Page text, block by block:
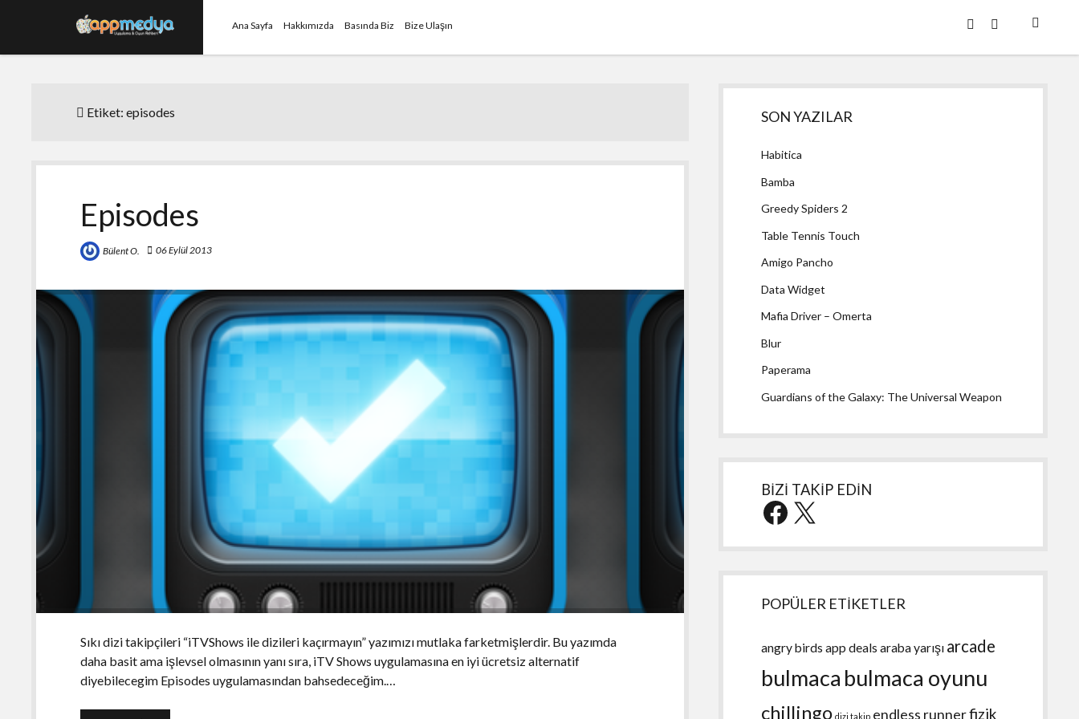
Ana Sayfa Hakkımızda Basında Biz Bize Ulaşın twitterfacebook
Etiket:episodes
Episodes
Bülent O. 06 Eylül 2013
Sıkı dizi takipçileri “iTVShows ile dizileri kaçırmayın” yazımızı mutlaka farketmişlerdir. Bu yazımda
daha basit ama işlevsel olmasının yanı sıra, iTV Shows uygulamasına en iyi ücretsiz alternatif
diyebilecegim Episodes uygulamasından bahsedeceğim.…
Yan
Menü
SON YAZILAR
Habitica
Bamba
Greedy Spiders 2
Table Tennis Touch
Amigo Pancho
Data Widget
Mafia Driver – Omerta
Blur
Paperama
Guardians of the Galaxy: The Universal Weapon
BİZİ TAKİP EDİN
Facebook
X
POPÜLER ETİKETLER
angry birds app deals araba yarışı arcade
bulmaca bulmaca oyunu
chillingo dizi takip endless runnerfizik